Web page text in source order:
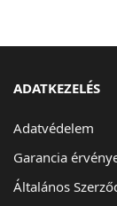
ADATKEZELÉS
Adatvédelem
Garancia
Általános